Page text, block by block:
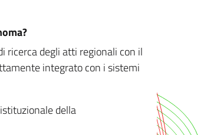
ricerca degli atti regionali con il
integrato con i sistemi
della